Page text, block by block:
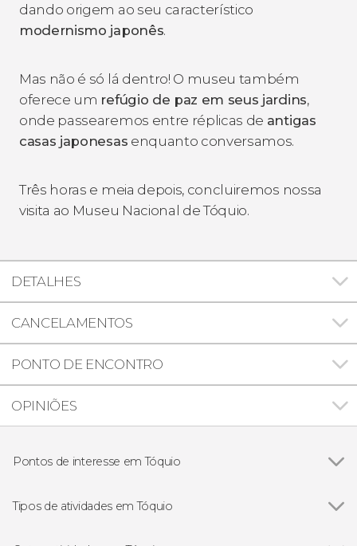
dando origem ao seu característico
modernismo japonês.
Mas não é só lá dentro! O museu também
oferece um refúgio de paz em seus jardins,
onde passearemos entre réplicas de antigas
casas japonesas enquanto conversamos.
Três horas e meia depois, concluiremos nossa
visita ao Museu Nacional de Tóquio.
DETALHES
CANCELAMENTOS
PONTO DE ENCONTRO
OPINIÕES
Pontos de interesse em Tóquio
Senso-ji
Tipos de atividades em Tóquio